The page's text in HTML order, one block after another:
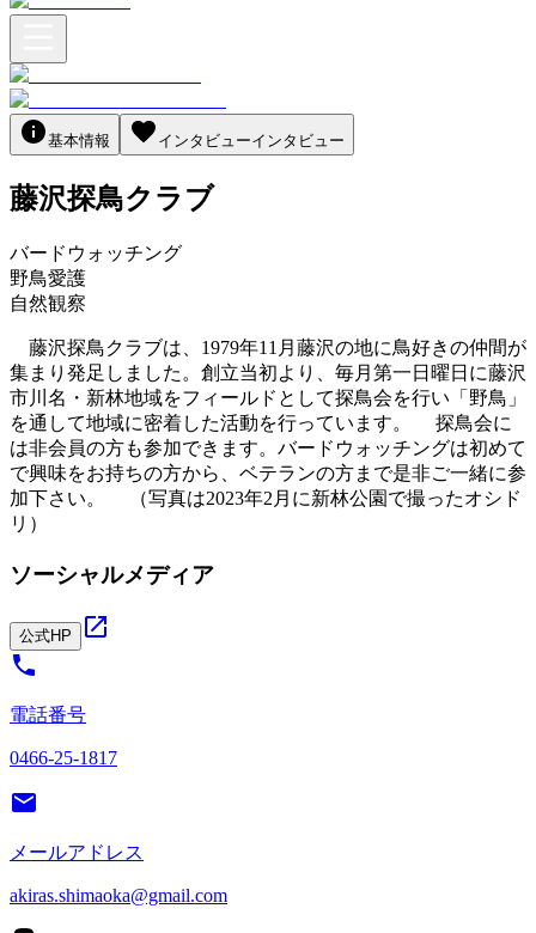
基本情報 インタビューインタビュー
藤沢探鳥クラブ
バードウォッチング
野鳥愛護
自然観察
藤沢探鳥クラブは、1979年11月藤沢の地に鳥好きの仲間が
集まり発足しました。創立当初より、毎月第一日曜日に藤沢
市川名・新林地域をフィールドとして探鳥会を行い「野鳥」
を通して地域に密着した活動を行っています。 探鳥会に
は非会員の方も参加できます。バードウォッチングは初めて
で興味をお持ちの方から、ベテランの方まで是非ご一緒に参
加下さい。 （写真は2023年2月に新林公園で撮ったオシド
リ）
ソーシャルメディア
公式HP
電話番号
0466-25-1817
メールアドレス
akiras.shimaoka@gmail.com